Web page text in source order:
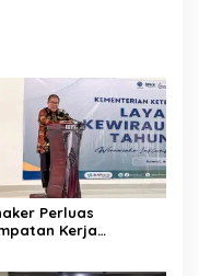
Perluas
Kerja